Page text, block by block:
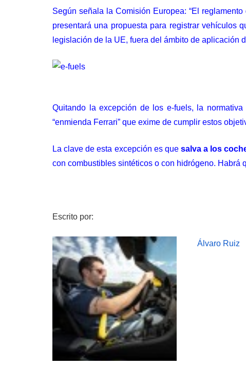
Según señala la Comisión Europea: “El
presentará una propuesta para registrar vehículos
legislación de la UE, fuera del ámbito de aplicación
Quitando la excepción de los e-fuels, la normativa
“enmienda Ferrari” que exime de cumplir estos
La clave de esta excepción es quesalva a los
con combustibles sintéticos o con hidrógeno. Habrá
Escrito por:
Álvaro Ruiz